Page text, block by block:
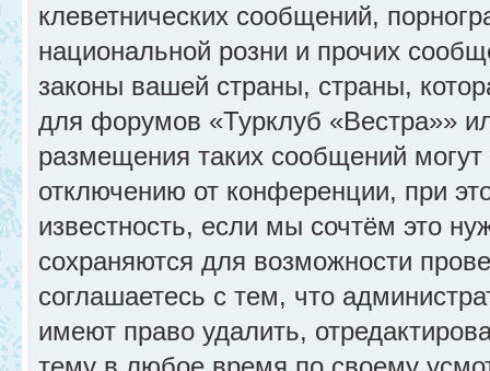
клеветнических сообщений,
национальной розни и прочих
законы вашей страны, страны,
для форумов «Турклуб «Вестра»»
размещения таких сообщений
отключению от конференции, при
известность, если мы сочтём это
сохраняются для возможности
соглашаетесь с тем, что
имеют право удалить,